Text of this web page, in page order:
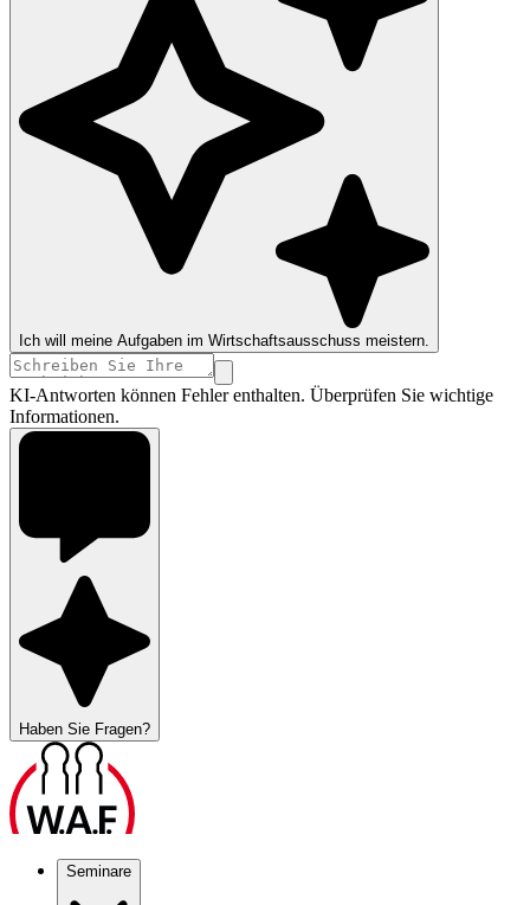
Ich will meine Aufgaben im Wirtschaftsausschuss meistern.
KI-Antworten können Fehler enthalten. Überprüfen Sie wichtige
Informationen.
Haben Sie Fragen?
Seminare